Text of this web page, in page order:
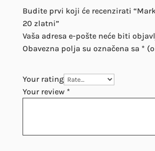
Budite prvi koji će recenzirati
20 zlatni”
Vaša adresa e-pošte neće biti
Obavezna polja su označena sa *
Your rating
Your review *